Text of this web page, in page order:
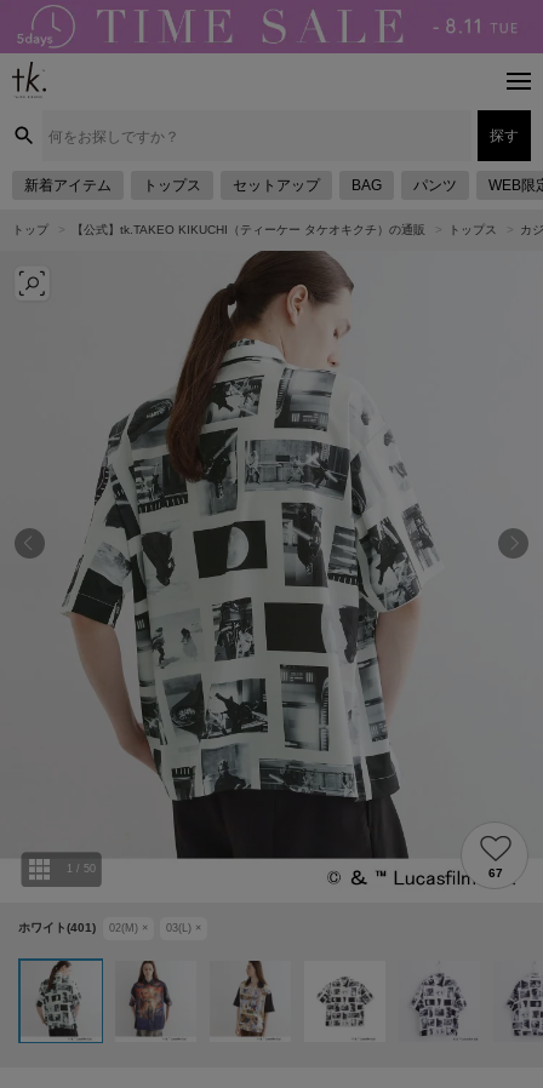
探す
新着アイテム トップス セットアップ BAG パンツ WEB限
トップ 【公式】tk.TAKEO KIKUCHI（ティーケー タケオキクチ）の通販 トップス カ
ホワイト(401) 02(M) × 03(L) ×
1 / 50 67